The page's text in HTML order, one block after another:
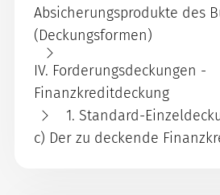
Absicherungsprodukte des
(Deckungsformen)
IV. Forderungsdeckungen -
Finanzkreditdeckung
1. Standard-
c) Der zu deckende